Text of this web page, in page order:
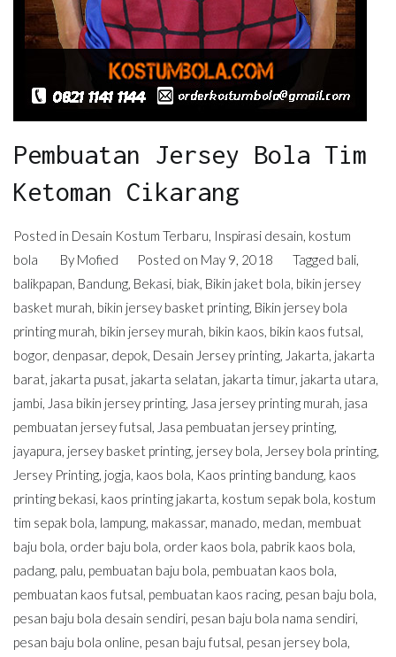
Pembuatan Jersey Bola Tim
Ketoman Cikarang
Posted in Desain Kostum Terbaru, Inspirasi desain, kostum
bola
By Mofied Posted on May 9, 2018 Tagged bali,
balikpapan, Bandung, Bekasi, biak, Bikin jaket bola, bikin jersey
basket murah, bikin jersey basket printing, Bikin jersey bola
printing murah, bikin jersey murah, bikin kaos, bikin kaos futsal,
bogor, denpasar, depok, Desain Jersey printing, Jakarta, jakarta
barat, jakarta pusat, jakarta selatan, jakarta timur, jakarta utara,
jambi, Jasa bikin jersey printing, Jasa jersey printing murah, jasa
pembuatan jersey futsal, Jasa pembuatan jersey printing,
jayapura, jersey basket printing, jersey bola, Jersey bola printing,
Jersey Printing, jogja, kaos bola, Kaos printing bandung, kaos
printing bekasi, kaos printing jakarta, kostum sepak bola, kostum
tim sepak bola, lampung, makassar, manado, medan, membuat
baju bola, order baju bola, order kaos bola, pabrik kaos bola,
padang, palu, pembuatan baju bola, pembuatan kaos bola,
pembuatan kaos futsal, pembuatan kaos racing, pesan baju bola,
pesan baju bola desain sendiri, pesan baju bola nama sendiri,
pesan baju bola online, pesan baju futsal, pesan jersey bola,